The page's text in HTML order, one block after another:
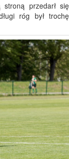
przedarł się
róg był trochę